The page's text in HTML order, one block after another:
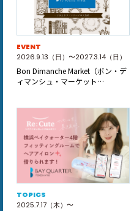
EVENT
2026.9.13（日）〜2027.3.14（日）
Bon Dimanche Market（ボン・デ
ィマンシュ・マーケット…
TOPICS
2025.7.17（木）〜